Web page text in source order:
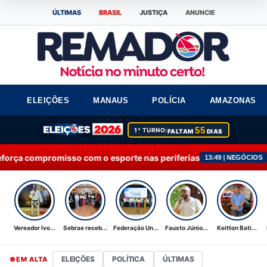
ÚLTIMAS BRASIL JUSTIÇA ANUNCIE
ELEIÇÕES MANAUS POLÍCIA AMAZONAS
1º TURNO:FALTAM55 DIAS
com o esporte nas periferias 13:49 | NEGÓCIOS Sebrae recebe
Vereador Ivo... Sebrae receb... Federação Un... Fausto Júnio... Keitton Bati...
EM ALTA ELEIÇÕES POLÍTICA ÚLTIMAS